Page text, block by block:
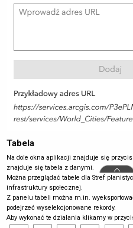
Tabela
Na dole okna aplikacji znajduje się
znajduje się tabela z danymi.
Można przeglądać tabele dla Stref
infrastruktury społecznej.
Z panelu tabeli można m.in.
podejrzeć wyselekcjonowane rekordy.
Aby wykonać te działania klikamy w